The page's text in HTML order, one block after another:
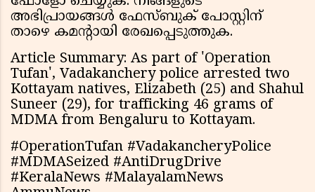
അഭിപ്രായങ്ങൾ ഫേസ്ബുക് പോസ്റ്റിന്
താഴെ കമൻ്റായി രേഖപ്പെടുത്തുക.
Article Summary: As part of 'Operation
Tufan', Vadakanchery police arrested two
Kottayam natives, Elizabeth (25) and Shahul
Suneer (29), for trafficking 46 grams of
MDMA from Bengaluru to Kottayam.
#OperationTufan #VadakancheryPolice
#MDMASeized #AntiDrugDrive
#KeralaNews #MalayalamNews